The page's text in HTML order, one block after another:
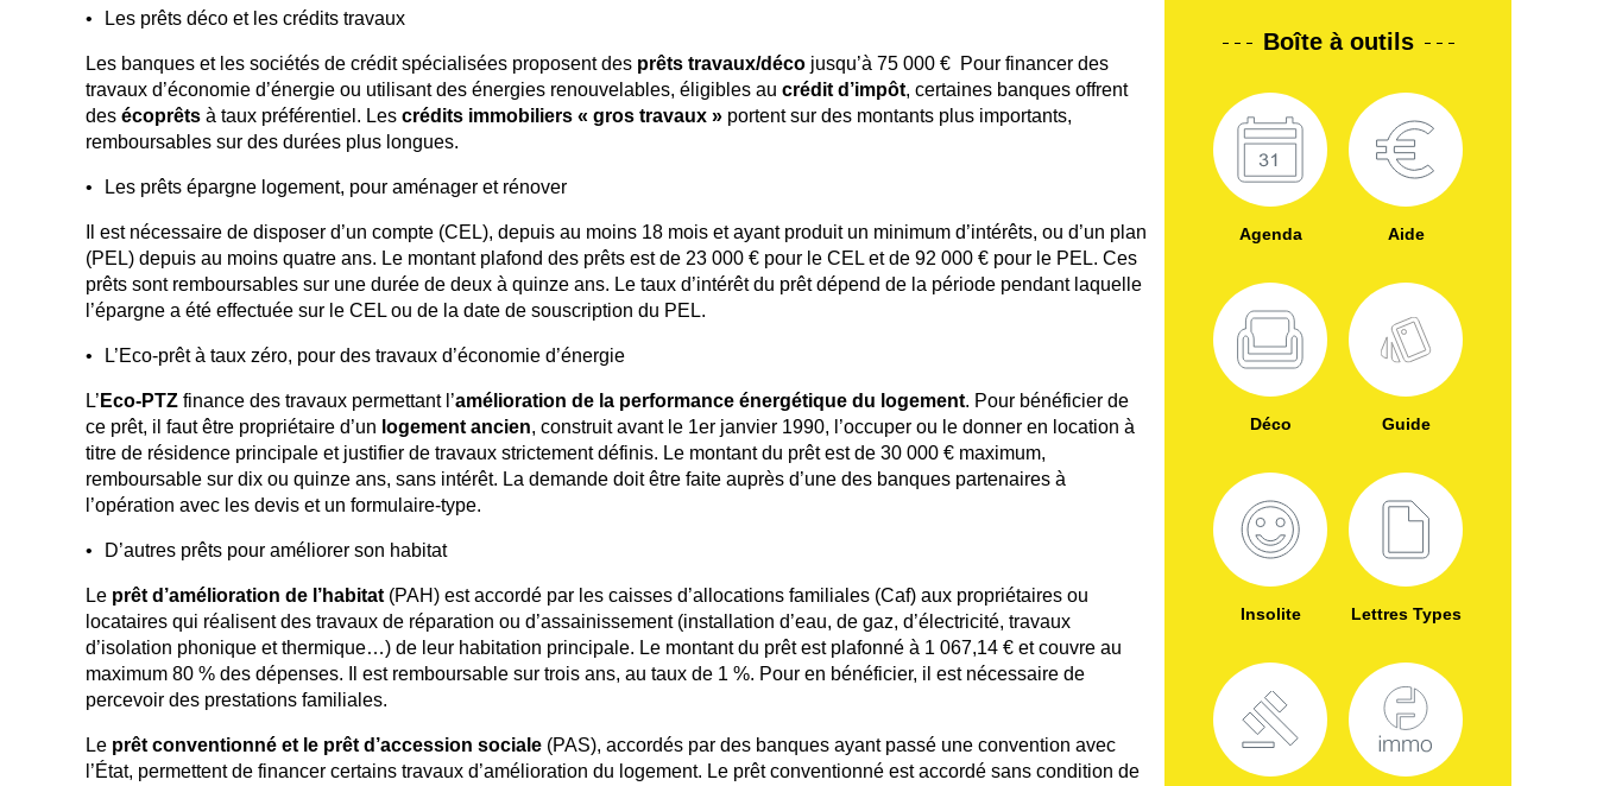
Les prêts déco et les crédits travaux
Les banques et les sociétés de crédit spécialisées proposent des prêts travaux/déco jusqu’à 75 000 € Pour financer des
travaux d’économie d’énergie ou utilisant des énergies renouvelables, éligibles au crédit d’impôt, certaines banques offrent
des écoprêts à taux préférentiel. Les crédits immobiliers « gros travaux » portent sur des montants plus importants,
remboursables sur des durées plus longues.
Les prêts épargne logement, pour aménager et rénover
Il est nécessaire de disposer d’un compte (CEL), depuis au moins 18 mois et ayant produit un minimum d’intérêts, ou d’un plan
(PEL) depuis au moins quatre ans. Le montant plafond des prêts est de 23 000 € pour le CEL et de 92 000 € pour le PEL. Ces
prêts sont remboursables sur une durée de deux à quinze ans. Le taux d’intérêt du prêt dépend de la période pendant laquelle
l’épargne a été effectuée sur le CEL ou de la date de souscription du PEL.
L’Eco-prêt à taux zéro, pour des travaux d’économie d’énergie
L’ Eco-PTZ finance des travaux permettant l’amélioration de la performance énergétique du logement. Pour bénéficier de
ce prêt, il faut être propriétaire d’un logement ancien, construit avant le 1er janvier 1990, l’occuper ou le donner en location à
titre de résidence principale et justifier de travaux strictement définis. Le montant du prêt est de 30 000 € maximum,
remboursable sur dix ou quinze ans, sans intérêt. La demande doit être faite auprès d’une des banques partenaires à
l’opération avec les devis et un formulaire-type.
D’autres prêts pour améliorer son habitat
Le prêt d’amélioration de l’habitat (PAH) est accordé par les caisses d’allocations familiales (Caf) aux propriétaires ou
locataires qui réalisent des travaux de réparation ou d’assainissement (installation d’eau, de gaz, d’électricité, travaux
d’isolation phonique et thermique…) de leur habitation principale. Le montant du prêt est plafonné à 1 067,14 € et couvre au
maximum 80 % des dépenses. Il est remboursable sur trois ans, au taux de 1 %. Pour en bénéficier, il est nécessaire de
percevoir des prestations familiales.
Le prêt conventionné et le prêt d’accession sociale (PAS), accordés par des banques ayant passé une convention avec
l’État, permettent de financer certains travaux d’amélioration du logement. Le prêt conventionné est accordé sans condition de
Boîte à outils
Agenda Aide
Déco Guide
Insolite Lettres Types